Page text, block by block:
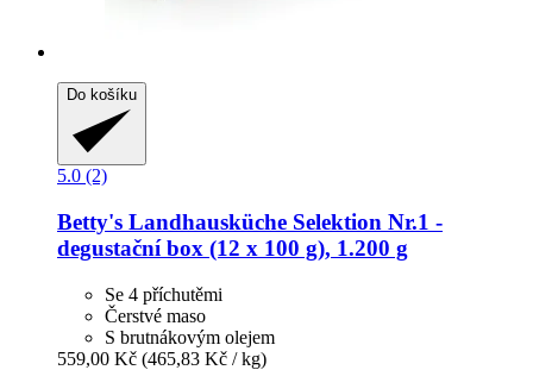
Do košíku
5.0 (2)
Betty's Landhausküche Selektion Nr.1 -​
degustační box (12 x 100 g), 1.200 g
Se 4 příchutěmi
Čerstvé maso
S brutnákovým olejem
559,00 Kč (465,83 Kč / kg)